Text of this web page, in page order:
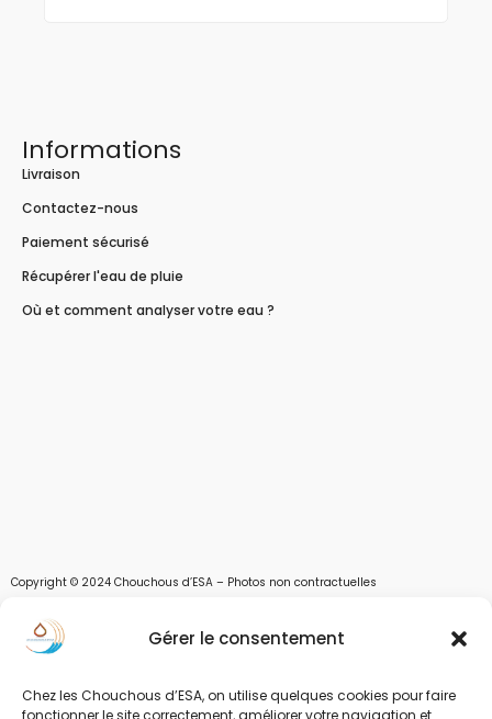
Gérer le consentement
Chez les Chouchous d’ESA, on utilise quelques cookies pour faire
fonctionner le site correctement, améliorer votre navigation et
Informations
Livraison
Contactez-nous
Paiement sécurisé
Récupérer l'eau de pluie
Où et comment analyser votre eau ?
Copyright © 2024 Chouchous d’ESA – Photos non contractuelles
Les chouchous d’Esa vous apportent toutes les solutions pour récupérer l’eau de
pluie, et des moyens pour stocker, filtrer, traiter et potabiliser l’eau d’un forage,
Soleil et Air nous proposons également des équipements pour décontaminer de
l’air par photocatalyse ou plasma froid et des équipements solaires.